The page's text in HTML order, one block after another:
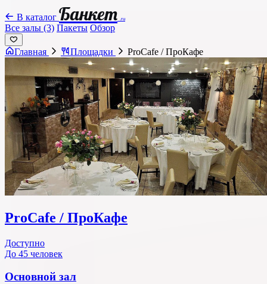
В каталог Банкет .ru
Все залы (3) Пакеты Обзор
Главная Площадки ProCafe / ПроКафе
ProCafe / ПроКафе
Доступно
До 45 человек
Основной зал